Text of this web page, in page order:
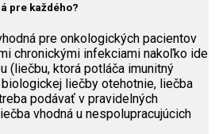
pre každého?
pre onkologických pacientov
chronickými infekciami nakoľko ide
(liečbu, ktorá potláča imunitný
liečby otehotnie, liečba
podávať v pravidelných
vhodná u nespolupracujúcich